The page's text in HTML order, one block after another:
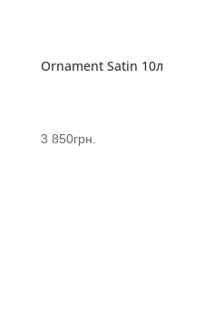
Ornament Satin 10л
3 850грн.